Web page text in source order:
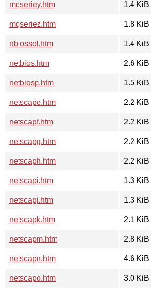
mqseriey.htm 1.4 KiB
mqseriez.htm
1.8 KiB
nbiossol.htm
1.4 KiB
netbios.htm
2.6 KiB
netbiosp.htm
1.5 KiB
netscape.htm
2.2 KiB
netscapf.htm
2.2 KiB
netscapg.htm
2.2 KiB
netscaph.htm
2.2 KiB
netscapi.htm
1.3 KiB
netscapj.htm
1.3 KiB
netscapk.htm
2.1 KiB
netscapm.htm
2.8 KiB
netscapn.htm
4.6 KiB
netscapo.htm
3.0 KiB